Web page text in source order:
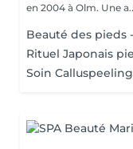
en 2004 à Olm. Une
Beauté des pieds
Rituel Japonais
Soin Calluspeeling